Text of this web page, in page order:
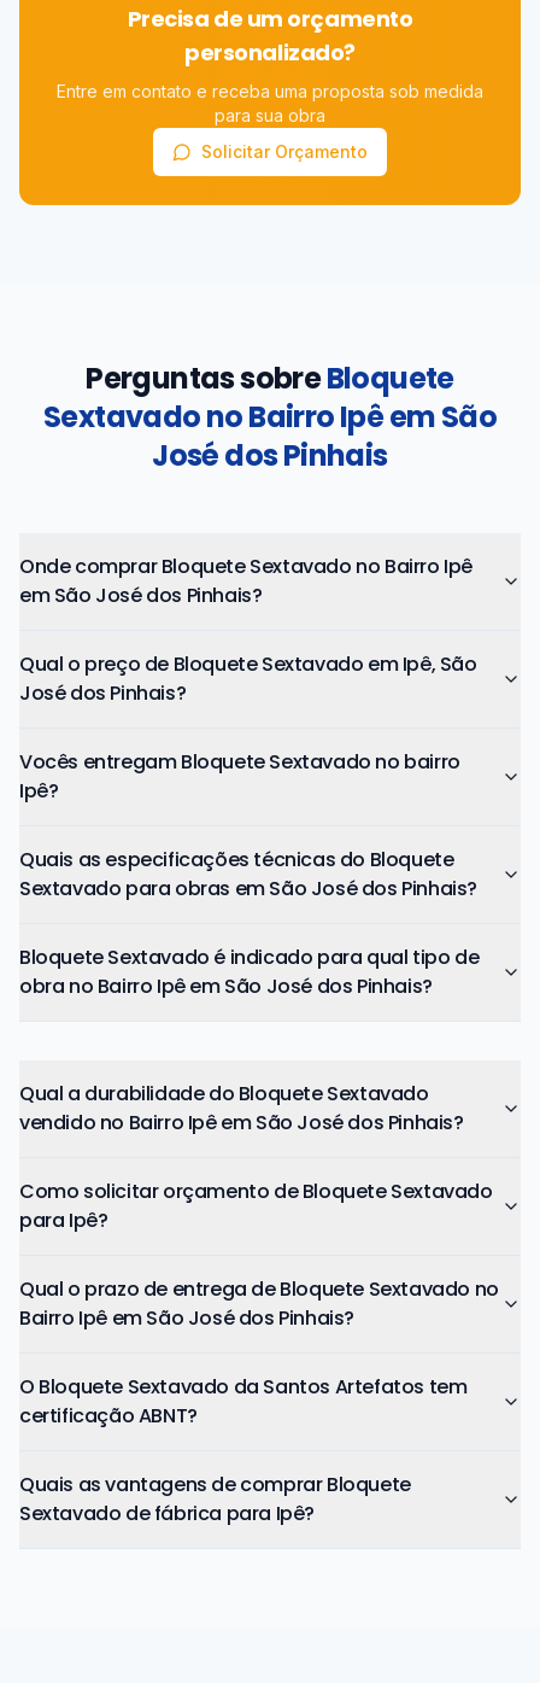
Precisa de um orçamento
personalizado?
Entre em contato e receba uma proposta sob medida
para sua obra
Solicitar Orçamento
Perguntas sobreBloquete
Sextavado no Bairro Ipê em São
José dos Pinhais
Onde comprar Bloquete Sextavado no Bairro Ipê
em São José dos Pinhais?
Qual o preço de Bloquete Sextavado em Ipê, São
José dos Pinhais?
Vocês entregam Bloquete Sextavado no bairro
Ipê?
Quais as especificações técnicas do Bloquete
Sextavado para obras em São José dos Pinhais?
Bloquete Sextavado é indicado para qual tipo de
obra no Bairro Ipê em São José dos Pinhais?
Qual a durabilidade do Bloquete Sextavado
vendido no Bairro Ipê em São José dos Pinhais?
Como solicitar orçamento de Bloquete Sextavado
para Ipê?
Qual o prazo de entrega de Bloquete Sextavado no
Bairro Ipê em São José dos Pinhais?
O Bloquete Sextavado da Santos Artefatos tem
certificação ABNT?
Quais as vantagens de comprar Bloquete
Sextavado de fábrica para Ipê?